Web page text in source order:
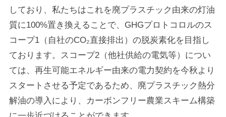
しており、私たちはこれを廃プラスチック由来の灯油
質に100%置き換えることで、GHGプロトコロルのス
コープ1（自社のCO₂直接排出）の脱炭素化を目指し
ております。スコープ2（他社供給の電気等）につい
ては、再生可能エネルギー由来の電力契約を今秋より
スタートさせる予定であるため、廃プラスチック熱分
解油の導入により、カーボンフリー農業スキーム構築